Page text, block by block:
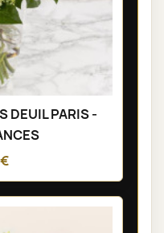
DEUIL PARIS -